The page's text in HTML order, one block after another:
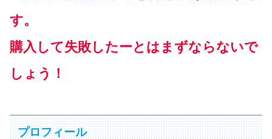
す。
購入して失敗したーとはまずならないで
しょう！
プロフィール